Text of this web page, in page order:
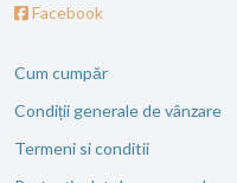
Facebook
Cum cumpăr
Condiții generale de vânzare
Termeni si conditii